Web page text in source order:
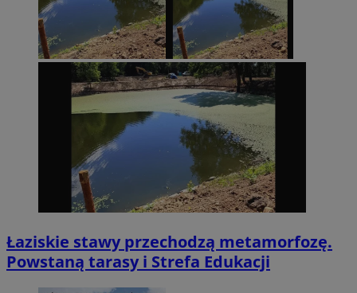
Łaziskie stawy przechodzą metamorfozę.
Powstaną tarasy i Strefa Edukacji